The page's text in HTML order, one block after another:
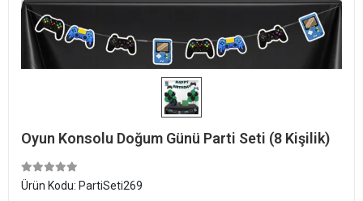
Oyun Konsolu Doğum Günü Parti Seti (8 Kişilik)
Ürün Kodu: PartiSeti269